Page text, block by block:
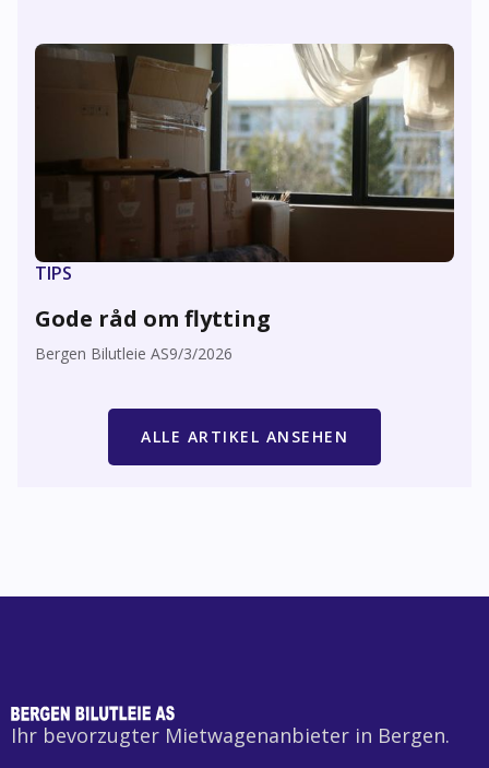
TIPS
Gode råd om flytting
Bergen Bilutleie AS9/3/2026
ALLE ARTIKEL ANSEHEN
Ihr bevorzugter Mietwagenanbieter in Bergen.